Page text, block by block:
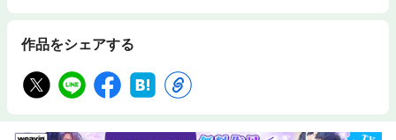
作品をシェアする